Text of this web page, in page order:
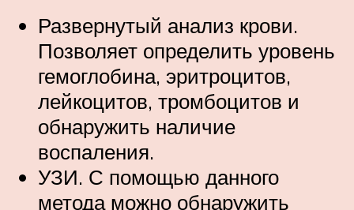
Развернутый анализ крови.
Позволяет определить уровень
гемоглобина, эритроцитов,
лейкоцитов, тромбоцитов и
обнаружить наличие
воспаления.
УЗИ. С помощью данного
метода можно обнаружить